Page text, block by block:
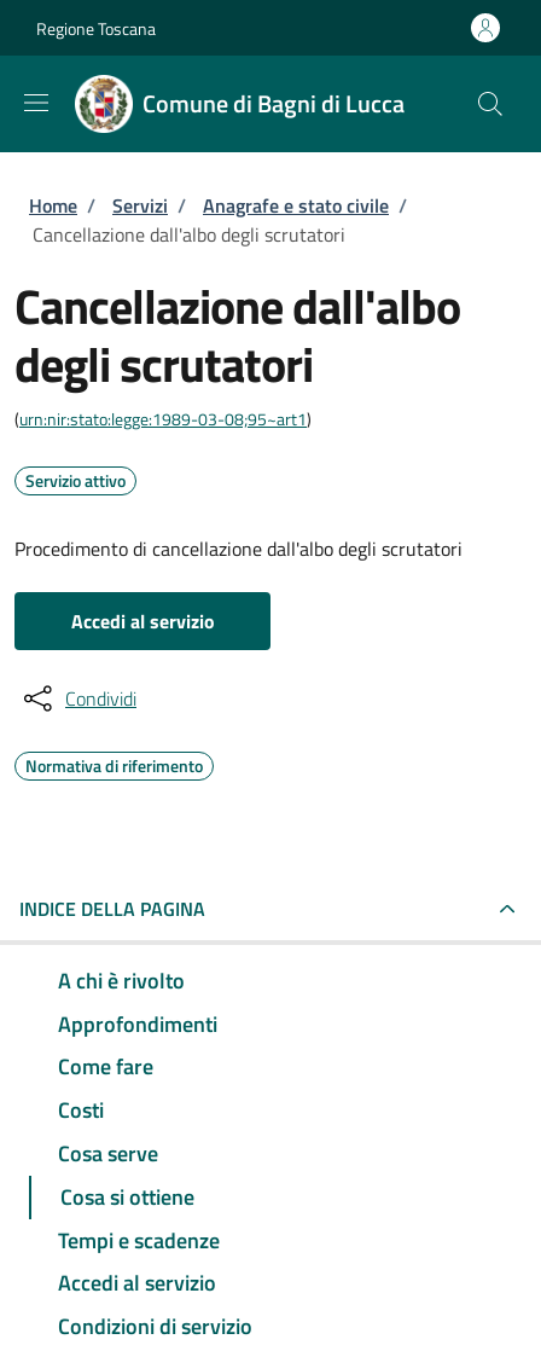
Regione Toscana
Comune di Bagni di Lucca
Briciole di pane
Home / Servizi / Anagrafe e stato civile /
Cancellazione dall'albo degli scrutatori
Cancellazione dall'albo
degli scrutatori
(urn:nir:stato:legge:1989-03-08;95~art1)
Servizio attivo
Procedimento di cancellazione dall'albo degli scrutatori
Accedi al servizio
Condividi
Normativa di riferimento
INDICE DELLA PAGINA
A chi è rivolto
Approfondimenti
Come fare
Costi
Cosa serve
Cosa si ottiene
Tempi e scadenze
Accedi al servizio
Condizioni di servizio